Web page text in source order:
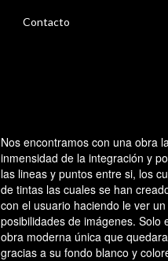
Contacto
Nos encontramos con una obra
inmensidad de la integración y
las lineas y puntos entre si, los
de tintas las cuales se han
con el usuario haciendo le ver
posibilidades de imágenes. Solo
obra moderna única que
gracias a su fondo blanco y